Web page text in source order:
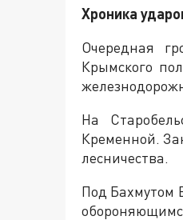
Хроника
Очередная
Крымского
На
Кременной.
лесничества.
Под Бахмутом